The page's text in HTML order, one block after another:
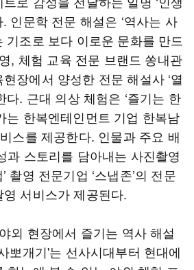
인문학 전문 해설은 ‘역사는 사
기조로 보다 이로운 문화를 만드
, 체험 교육 전문 브랜드 쏭내관
장에서 양성한 전문 해설사 ‘열
다. 근대 의상 체험은 ‘즐기는 한
는 한복엔테인먼트 기업 한복남
스를 제공한다. 인물과 주요 배
과 스토리를 담아내는 사진촬영
촬영 전문기업 ‘스냅존’의 전문
서비스가 제공된다.
외 현장에서 즐기는 역사 해설
뽀개기'는 선사시대부터 현대에